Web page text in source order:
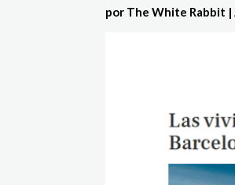
por The White Rabbit |